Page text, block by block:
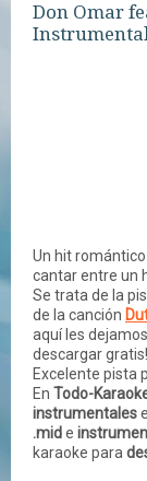
Don Omar
Un hit
cantar entre un
Se trata de la
de la canción
aquí les
descargar gratis!
Excelente pista
En Todo-
instrumentales
.mide
karaoke para